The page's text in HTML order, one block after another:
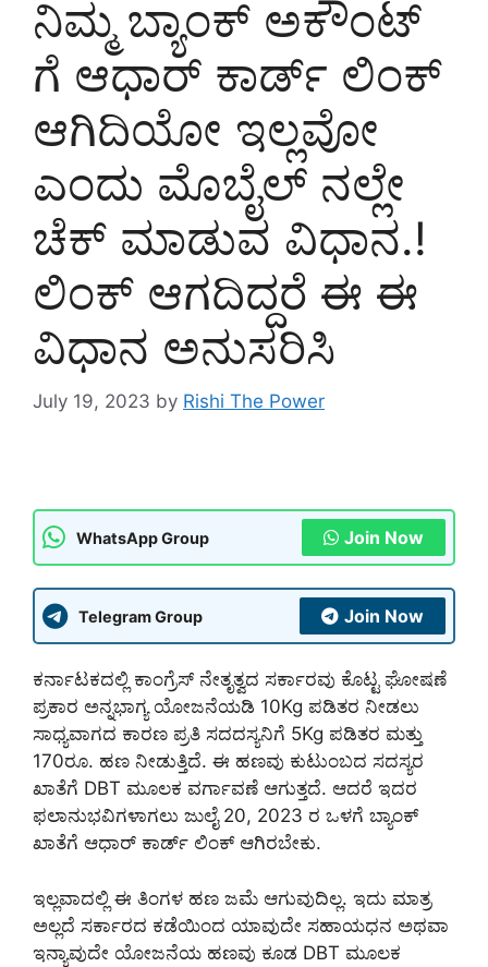
ನಿಮ್ಮ ಬ್ಯಾಂಕ್ ಅಕೌಂಟ್
ಗೆ ಆಧಾರ್ ಕಾರ್ಡ್ ಲಿಂಕ್
ಆಗಿದಿಯೋ ಇಲ್ಲವೋ
ಎಂದು ಮೊಬೈಲ್ ನಲ್ಲೇ
ಚೆಕ್ ಮಾಡುವ ವಿಧಾನ.!
ಲಿಂಕ್ ಆಗದಿದ್ದರೆ ಈ ಈ
ವಿಧಾನ ಅನುಸರಿಸಿ
July 19, 2023 by Rishi The Power
WhatsApp Group Join Now
Telegram Group Join Now
ಕರ್ನಾಟಕದಲ್ಲಿ ಕಾಂಗ್ರೆಸ್ ನೇತೃತ್ವದ ಸರ್ಕಾರವು ಕೊಟ್ಟ ಘೋಷಣೆ
ಪ್ರಕಾರ ಅನ್ನಭಾಗ್ಯ ಯೋಜನೆಯಡಿ 10Kg ಪಡಿತರ ನೀಡಲು
ಸಾಧ್ಯವಾಗದ ಕಾರಣ ಪ್ರತಿ ಸದದಸ್ಯನಿಗೆ 5Kg ಪಡಿತರ ಮತ್ತು
170ರೂ. ಹಣ ನೀಡುತ್ತಿದೆ. ಈ ಹಣವು ಕುಟುಂಬದ ಸದಸ್ಯರ
ಖಾತೆಗೆ DBT ಮೂಲಕ ವರ್ಗಾವಣೆ ಆಗುತ್ತದೆ. ಆದರೆ ಇದರ
ಫಲಾನುಭವಿಗಳಾಗಲು ಜುಲೈ 20, 2023 ರ ಒಳಗೆ ಬ್ಯಾಂಕ್
ಖಾತೆಗೆ ಆಧಾರ್ ಕಾರ್ಡ್ ಲಿಂಕ್ ಆಗಿರಬೇಕು.
ಇಲ್ಲವಾದಲ್ಲಿ ಈ ತಿಂಗಳ ಹಣ ಜಮೆ ಆಗುವುದಿಲ್ಲ. ಇದು ಮಾತ್ರ
ಅಲ್ಲದೆ ಸರ್ಕಾರದ ಕಡೆಯಿಂದ ಯಾವುದೇ ಸಹಾಯಧನ ಅಥವಾ
ಇನ್ಯಾವುದೇ ಯೋಜನೆಯ ಹಣವು ಕೂಡ DBT ಮೂಲಕ